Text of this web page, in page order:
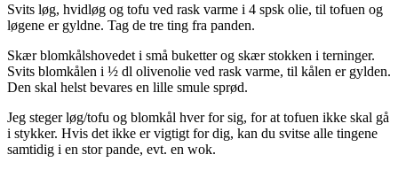
Svits løg, hvidløg og tofu ved rask varme i 4 spsk olie, til tofuen og
løgene er gyldne. Tag de tre ting fra panden.
Skær blomkålshovedet i små buketter og skær stokken i terninger.
Svits blomkålen i ½ dl olivenolie ved rask varme, til kålen er gylden.
Den skal helst bevares en lille smule sprød.
Jeg steger løg/tofu og blomkål hver for sig, for at tofuen ikke skal gå
i stykker. Hvis det ikke er vigtigt for dig, kan du svitse alle tingene
samtidig i en stor pande, evt. en wok.